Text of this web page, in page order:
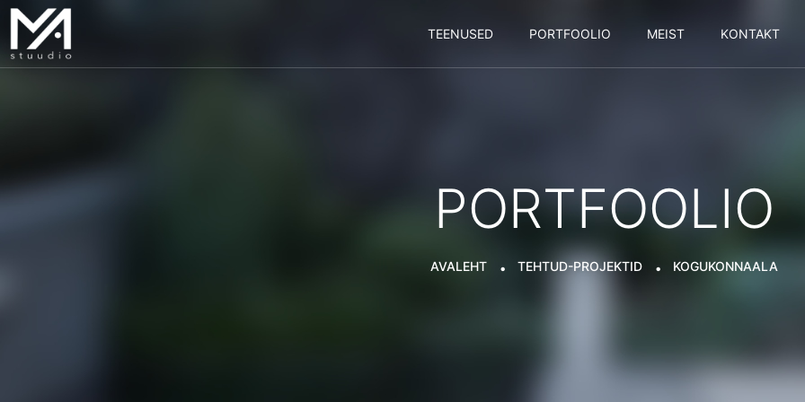
TEENUSED PORTFOOLIO MEIST KONTAKT
PORTFOOLIO
AVALEHT TEHTUD-PROJEKTID KOGUKONNAALA